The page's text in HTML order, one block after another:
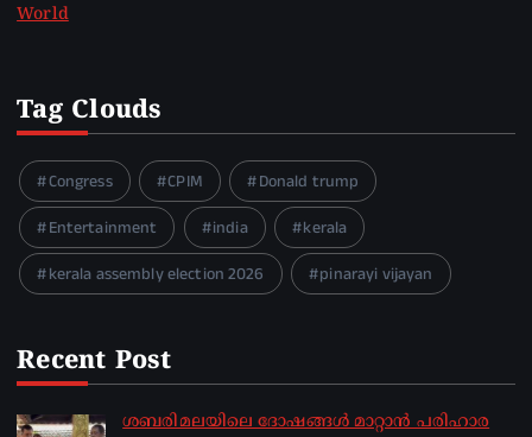
World
Tag Clouds
Congress CPIM
Donald trump
Entertainment
india
kerala
kerala assembly election 2026
pinarayi vijayan
Recent Post
ശബരിമലയിലെ ദോഷങ്ങൾ മാറ്റാൻ പരിഹാര